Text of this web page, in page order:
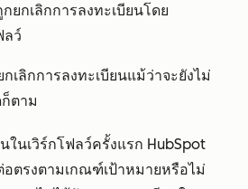
ยกเลิกการลงทะเบียนโดย
ลว์
เลิกการลงทะเบียนแม้ว่าจะยังไม่
ตาม
ในเวิร์กโฟลว์ครั้งแรก HubSpot
อตรงตามเกณฑ์เป้าหมายหรือไม่